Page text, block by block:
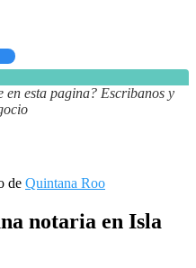
en esta pagina? Escribanos y
de Quintana Roo
notaria en Isla